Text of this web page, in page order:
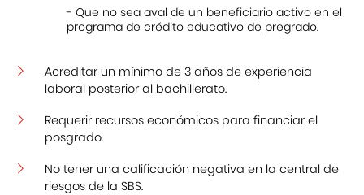
- Que no sea aval de un beneficiario activo en el
programa de crédito educativo de pregrado.
Acreditar un mínimo de 3 años de experiencia
laboral posterior al bachillerato.
Requerir recursos económicos para financiar el
posgrado.
No tener una calificación negativa en la central de
riesgos de la SBS.